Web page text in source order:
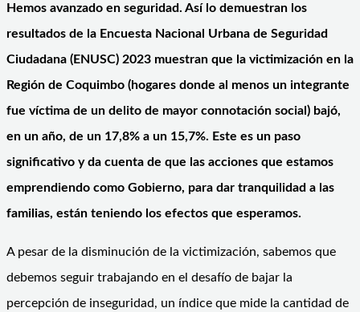
Hemos avanzado en seguridad. Así lo demuestran los
resultados de la Encuesta Nacional Urbana de Seguridad
Ciudadana (ENUSC) 2023 muestran que la victimización en la
Región de Coquimbo (hogares donde al menos un integrante
fue víctima de un delito de mayor connotación social) bajó,
en un año, de un 17,8% a un 15,7%. Este es un paso
significativo y da cuenta de que las acciones que estamos
emprendiendo como Gobierno, para dar tranquilidad a las
familias, están teniendo los efectos que esperamos.
A pesar de la disminución de la victimización, sabemos que
debemos seguir trabajando en el desafío de bajar la
percepción de inseguridad, un índice que mide la cantidad de